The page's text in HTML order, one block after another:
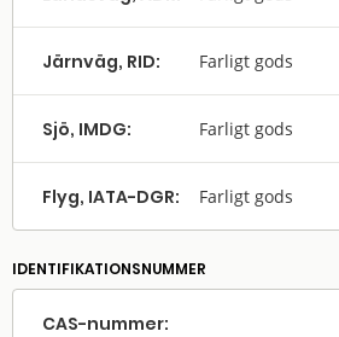
Järnväg, RID: Farligt gods
Sjö, IMDG: Farligt gods
Flyg, IATA-DGR: Farligt gods
IDENTIFIKATIONSNUMMER
CAS-nummer: